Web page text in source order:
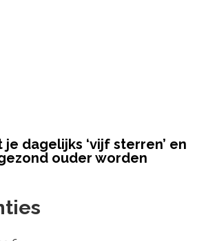
je dagelijks ‘vijf sterren’ en
ouder worden